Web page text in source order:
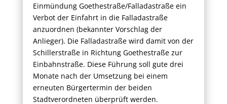
Einmündung Goethestraße/Falladastraße ein
Verbot der Einfahrt in die Falladastraße
anzuordnen (bekannter Vorschlag der
Anlieger). Die Falladastraße wird damit von der
Schillerstraße in Richtung Goethestraße zur
Einbahnstraße. Diese Führung soll gute drei
Monate nach der Umsetzung bei einem
erneuten Bürgertermin der beiden
Stadtverordneten überprüft werden.